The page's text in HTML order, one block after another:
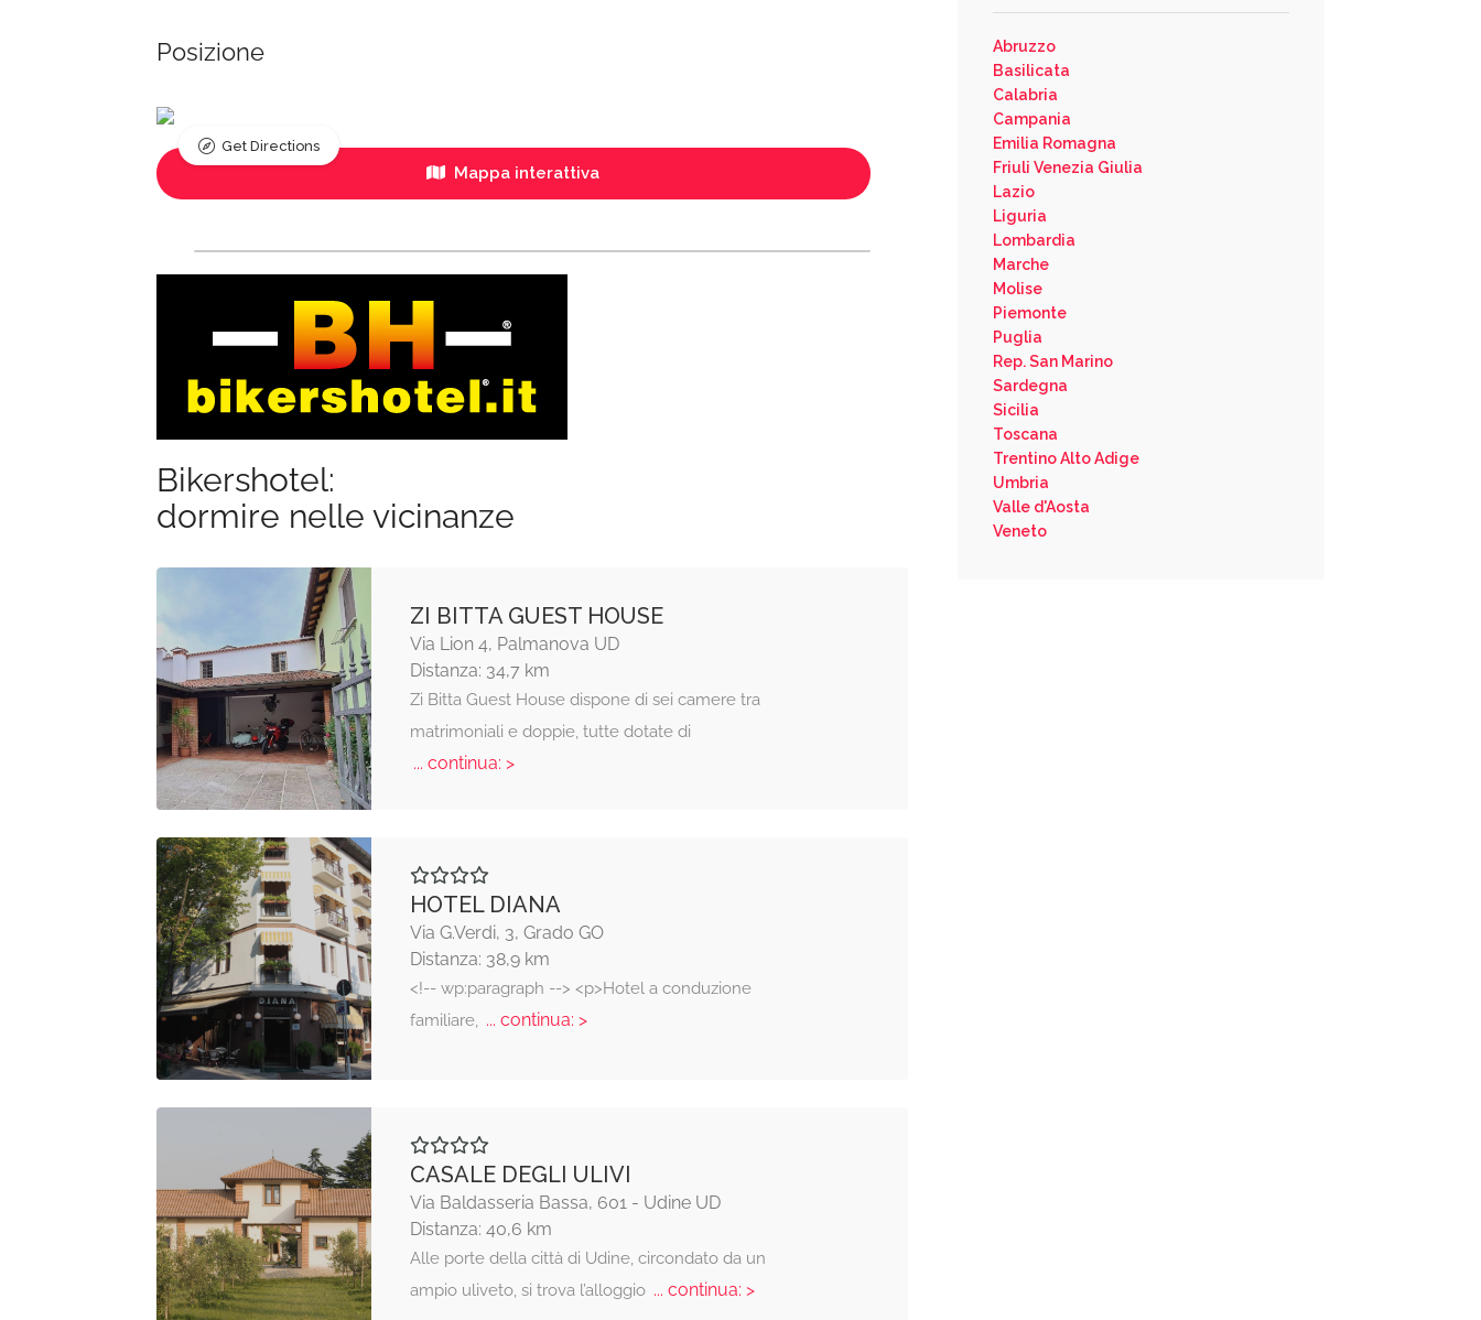
Posizione
Mappa interattiva
Get Directions
Bikershotel:
dormire nelle vicinanze
ZI BITTA GUEST HOUSE
Via Lion 4, Palmanova UD
Distanza: 34,7 km
Zi Bitta Guest House dispone di sei camere tra
matrimoniali e doppie, tutte dotate di
... continua: >
HOTEL DIANA
Via G.Verdi, 3, Grado GO
Distanza: 38,9 km
<!-- wp:paragraph --> <p>Hotel a conduzione
familiare,
... continua: >
CASALE DEGLI ULIVI
Via Baldasseria Bassa, 601 - Udine UD
Distanza: 40,6 km
Alle porte della città di Udine, circondato da un
ampio uliveto, si trova l’alloggio... continua: >
Abruzzo
Basilicata
Calabria
Campania
Emilia Romagna
Friuli Venezia Giulia
Lazio
Liguria
Lombardia
Marche
Molise
Piemonte
Puglia
Rep. San Marino
Sardegna
Sicilia
Toscana
Trentino Alto Adige
Umbria
Valle d'Aosta
Veneto